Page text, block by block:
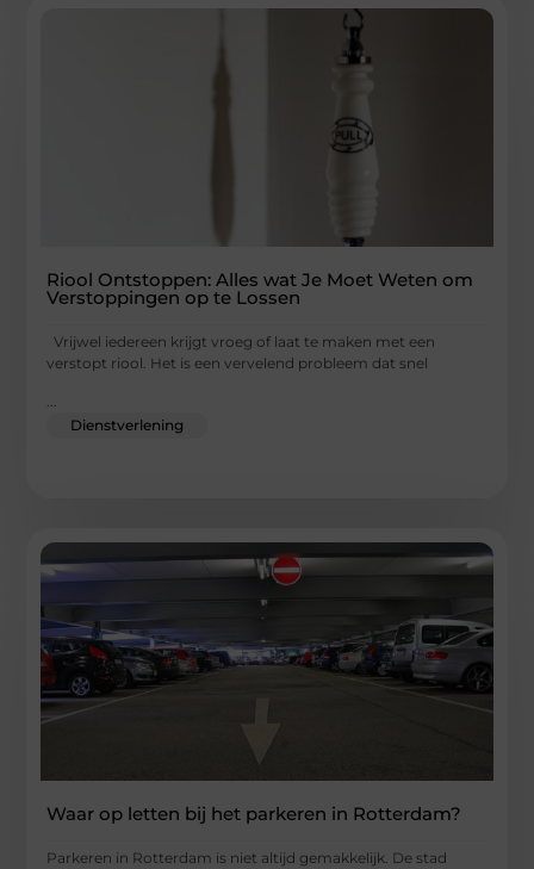
Riool Ontstoppen: Alles wat Je Moet Weten om
Verstoppingen op te Lossen
Vrijwel iedereen krijgt vroeg of laat te maken met een
verstopt riool. Het is een vervelend probleem dat snel
...
Dienstverlening
Waar op letten bij het parkeren in Rotterdam?
Parkeren in Rotterdam is niet altijd gemakkelijk. De stad